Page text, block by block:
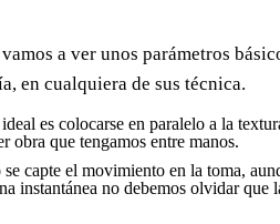
a ver unos parámetros
en cualquiera de sus técnica.
es colocarse en paralelo a la
obra que tengamos entre manos.
capte el movimiento en la toma,
instantánea no debemos olvidar